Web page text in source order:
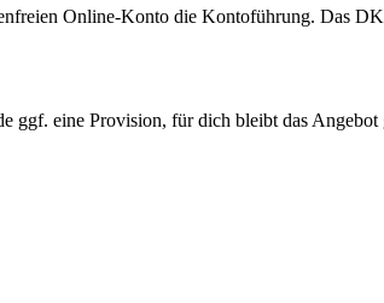
Online-Konto die Kontoführung. Das
ggf. eine Provision, für dich bleibt das